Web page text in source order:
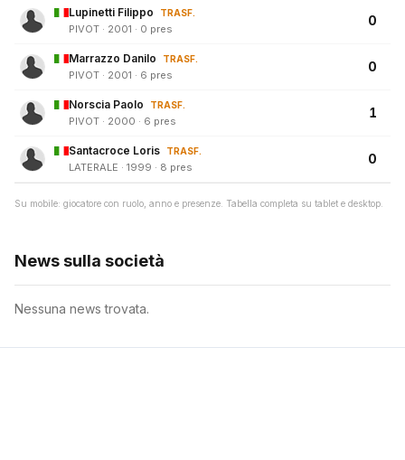
Lupinetti Filippo TRASF.
PIVOT · 2001 · 0 pres
0
Marrazzo Danilo TRASF.
PIVOT · 2001 · 6 pres
0
Norscia Paolo TRASF.
PIVOT · 2000 · 6 pres
1
Santacroce Loris TRASF.
LATERALE · 1999 · 8 pres
0
Su mobile: giocatore con ruolo, anno e presenze. Tabella completa su tablet e desktop.
News sulla società
Nessuna news trovata.